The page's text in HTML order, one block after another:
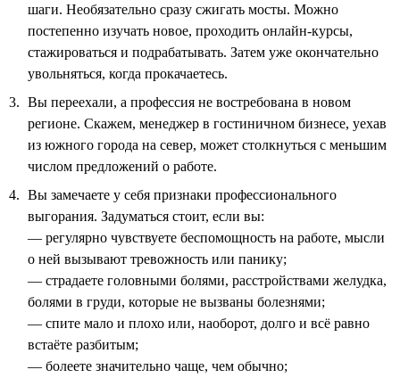
шаги. Необязательно сразу сжигать мосты. Можно
постепенно изучать новое, проходить онлайн-курсы,
стажироваться и подрабатывать. Затем уже окончательно
увольняться, когда прокачаетесь.
Вы переехали, а профессия не востребована в новом
регионе. Скажем, менеджер в гостиничном бизнесе, уехав
из южного города на север, может столкнуться с меньшим
числом предложений о работе.
Вы замечаете у себя признаки профессионального
выгорания. Задуматься стоит, если вы:
— регулярно чувствуете беспомощность на работе, мысли
о ней вызывают тревожность или панику;
— страдаете головными болями, расстройствами желудка,
болями в груди, которые не вызваны болезнями;
— спите мало и плохо или, наоборот, долго и всё равно
встаёте разбитым;
— болеете значительно чаще, чем обычно;